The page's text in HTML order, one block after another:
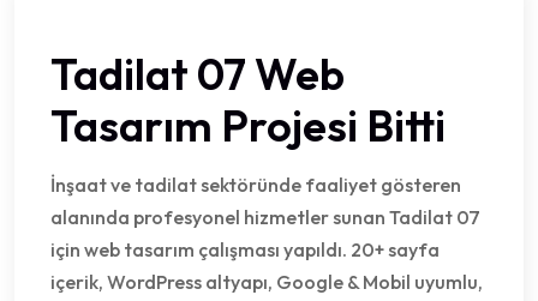
Tadilat 07 Web
Tasarım Projesi Bitti
İnşaat ve tadilat sektöründe faaliyet gösteren
alanında profesyonel hizmetler sunan Tadilat 07
için web tasarım çalışması yapıldı. 20+ sayfa
içerik, WordPress altyapı, Google & Mobil uyumlu,